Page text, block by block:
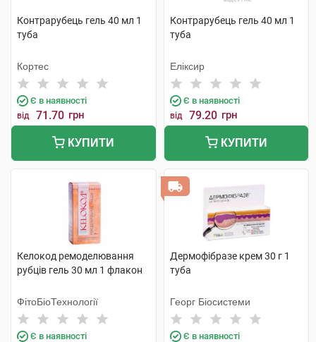
Контрарубець гель 40 мл 1
туба
Кортес
Є в наявності
від 71.70 грн
КУПИТИ
Контрарубець гель 40 мл 1
туба
Еліксир
Є в наявності
від 79.20 грн
КУПИТИ
Келокод ремоделювання
рубців гель 30 мл 1 флакон
ФітоБіоТехнології
Є в наявності
Дермофібразе крем 30 г 1
туба
Георг Біосистеми
Є в наявності